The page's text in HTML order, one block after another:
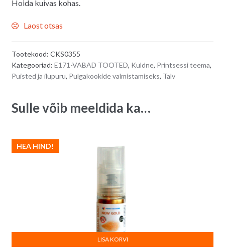
Hoida kuivas kohas.
Laost otsas
Tootekood: CKS0355
Kategooriad: E171-VABAD TOOTED, Kuldne, Printsessi teema,
Puisted ja ilupuru, Pulgakookide valmistamiseks, Talv
Sulle võib meeldida ka…
HEA HIND!
LISA KORVI